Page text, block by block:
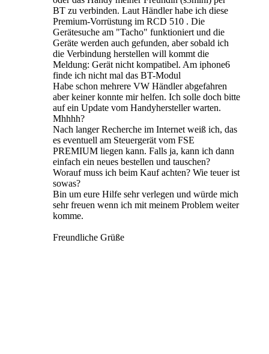
BT zu verbinden. Laut Händler habe ich diese
Premium-Vorrüstung im RCD 510 . Die
Gerätesuche am "Tacho" funktioniert und die
Geräte werden auch gefunden, aber sobald ich
die Verbindung herstellen will kommt die
Meldung: Gerät nicht kompatibel. Am iphone6
finde ich nicht mal das BT-Modul
Habe schon mehrere VW Händler abgefahren
aber keiner konnte mir helfen. Ich solle doch bitte
auf ein Update vom Handyhersteller warten.
Mhhhh?
Nach langer Recherche im Internet weiß ich, das
es eventuell am Steuergerät vom FSE
PREMIUM liegen kann. Falls ja, kann ich dann
einfach ein neues bestellen und tauschen?
Worauf muss ich beim Kauf achten? Wie teuer ist
sowas?
Bin um eure Hilfe sehr verlegen und würde mich
sehr freuen wenn ich mit meinem Problem weiter
komme.
Freundliche Grüße